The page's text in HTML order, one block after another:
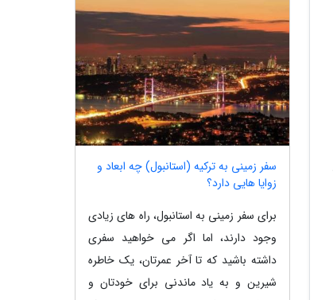
سفر زمینی به ترکیه (استانبول) چه ابعاد و
زوایا هایی دارد؟
برای سفر زمینی به استانبول، راه های زیادی
وجود دارند، اما اگر می خواهید سفری
داشته باشید که تا آخر عمرتان، یک خاطره
شیرین و به یاد ماندنی برای خودتان و